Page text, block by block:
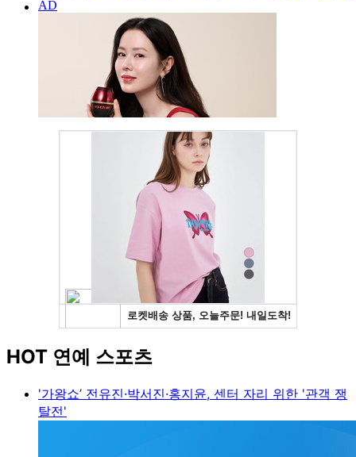
HOT 연예 스포츠
'가왕쇼’ 전유진·박서진·홍지윤, 센터 자리 위한 '관객 쟁
탈전'